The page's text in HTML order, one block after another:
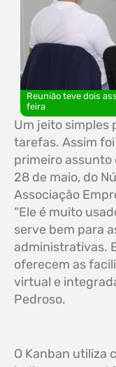
Reunião teve dois
feira
Um jeito simples
tarefas. Assim
primeiro
28 de maio, do
Associação
“Ele é muito
serve bem para
administrativas.
oferecem as
virtual e
Pedroso.
O Kanban utiliza